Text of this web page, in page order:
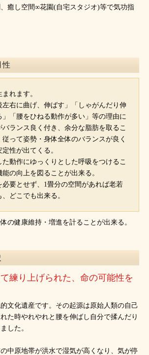
癒し空間∞花園(自宅スタジオ)等で気功指
れます。
左右に曲げ、伸ばす」「しゃがんだり伸
」「腰をひねる動作が多い」等の理由に
バランス良く付き、余分な脂肪を取るこ
従って姿勢・身体全体のバランスが良く
性が出てくる。
た動作にゆっくりとした呼吸をつけるこ
能の向上を図ることが出来る。
必要とせず、1畳分の空間があれば老若
どこでも出来る。
の健康維持・増進を計ることが出来る。
練り上げられた、命の可能性を
文化遺産です。その起源は原始人類の自己
た時やれやれと腰を伸ばし自分で揉んだり
した。
中原地帯が洪水で湿気が高くなり、気が停